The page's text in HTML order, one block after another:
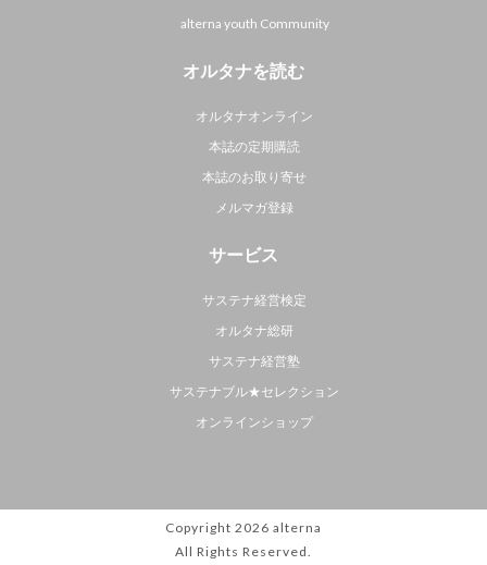
alterna youth Community
オルタナを読む
オルタナオンライン
本誌の定期購読
本誌のお取り寄せ
メルマガ登録
サービス
サステナ経営検定
オルタナ総研
サステナ経営塾
サステナブル★セレクション
オンラインショップ
Copyright 2026 alterna
All Rights Reserved.